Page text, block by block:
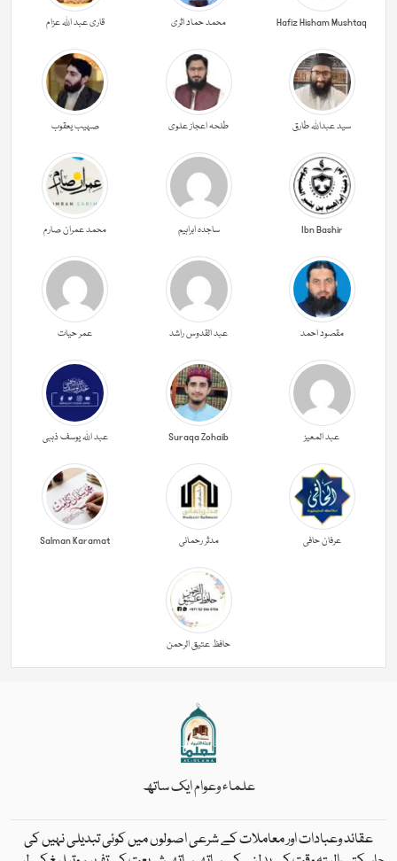
Hafiz Hisham Mushtaq محمد حماد اثری قاری عبد اللہ عزام
سید عبداللہ طارق طلحہ اعجاز علوی صہیب یعقوب
Ibn Bashir ساجدہ ابراہیم محمد عمران صارم
مقصود احمد عبد القدوس راشد عمر حیات
عبد المعیز Suraqa Zohaib عبد اللہ یوسف ذہبی
عرفان حافی مدثر رحمانی Salman Karamat
حافظ عتیق الرحمن
علماء وعوام ایک ساتھ
عقائد وعبادات اور معاملات کے شرعی اصولوں میں کوئی تبدیلی نہیں کی